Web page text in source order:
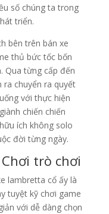
số chúng ta trong
triển.
bên trên bán xe
thủ bức tốc bốn
Qua từng cấp đến
ra chuyển ra quyết
với thực hiện
chiến chiến
ích không solo
đời từng ngày.
trò chơi
lambretta cổ ấy là
tuyệt kỹ chơi game
với dễ dàng chọn